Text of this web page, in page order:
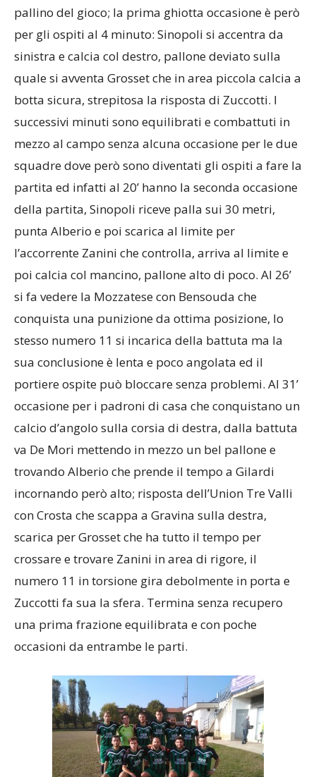
pallino del gioco; la prima ghiotta occasione è però
per gli ospiti al 4 minuto: Sinopoli si accentra da
sinistra e calcia col destro, pallone deviato sulla
quale si avventa Grosset che in area piccola calcia a
botta sicura, strepitosa la risposta di Zuccotti. I
successivi minuti sono equilibrati e combattuti in
mezzo al campo senza alcuna occasione per le due
squadre dove però sono diventati gli ospiti a fare la
partita ed infatti al 20’ hanno la seconda occasione
della partita, Sinopoli riceve palla sui 30 metri,
punta Alberio e poi scarica al limite per
l’accorrente Zanini che controlla, arriva al limite e
poi calcia col mancino, pallone alto di poco. Al 26’
si fa vedere la Mozzatese con Bensouda che
conquista una punizione da ottima posizione, lo
stesso numero 11 si incarica della battuta ma la
sua conclusione è lenta e poco angolata ed il
portiere ospite può bloccare senza problemi. Al 31’
occasione per i padroni di casa che conquistano un
calcio d’angolo sulla corsia di destra, dalla battuta
va De Mori mettendo in mezzo un bel pallone e
trovando Alberio che prende il tempo a Gilardi
incornando però alto; risposta dell’Union Tre Valli
con Crosta che scappa a Gravina sulla destra,
scarica per Grosset che ha tutto il tempo per
crossare e trovare Zanini in area di rigore, il
numero 11 in torsione gira debolmente in porta e
Zuccotti fa sua la sfera. Termina senza recupero
una prima frazione equilibrata e con poche
occasioni da entrambe le parti.